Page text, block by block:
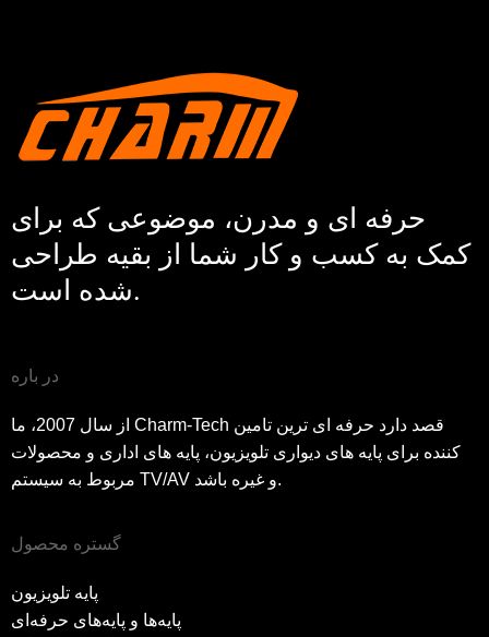
حرفه ای و مدرن، موضوعی که برای
کمک به کسب و کار شما از بقیه طراحی
شده است.
در باره
از سال 2007، ما Charm-Tech قصد دارد حرفه ای ترین تامین
کننده برای پایه های دیواری تلویزیون، پایه های اداری و محصولات
مربوط به سیستم TV/AV و غیره باشد.
گستره محصول
پایه تلویزیون
پایه‌ها و پایه‌های حرفه‌ای